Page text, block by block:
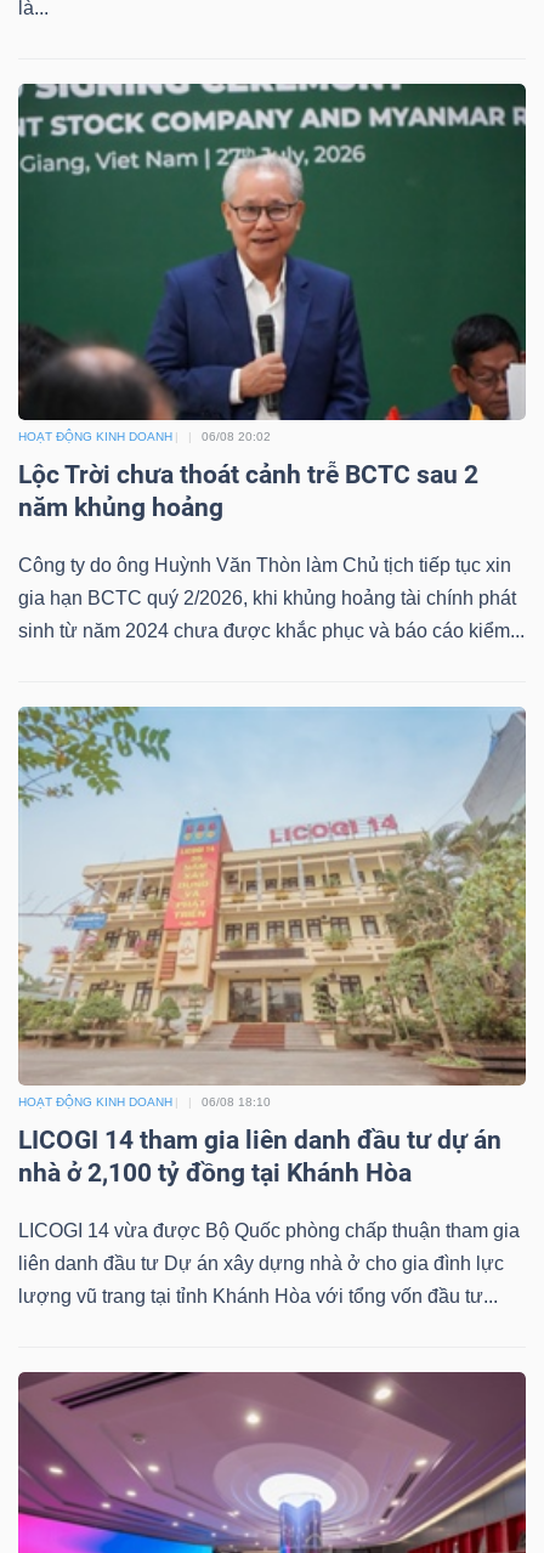
là...
HOẠT ĐỘNG KINH DOANH 06/08 20:02
Lộc Trời chưa thoát cảnh trễ BCTC sau 2
năm khủng hoảng
Công ty do ông Huỳnh Văn Thòn làm Chủ tịch tiếp tục xin
gia hạn BCTC quý 2/2026, khi khủng hoảng tài chính phát
sinh từ năm 2024 chưa được khắc phục và báo cáo kiểm...
HOẠT ĐỘNG KINH DOANH 06/08 18:10
LICOGI 14 tham gia liên danh đầu tư dự án
nhà ở 2,100 tỷ đồng tại Khánh Hòa
LICOGI 14 vừa được Bộ Quốc phòng chấp thuận tham gia
liên danh đầu tư Dự án xây dựng nhà ở cho gia đình lực
lượng vũ trang tại tỉnh Khánh Hòa với tổng vốn đầu tư...